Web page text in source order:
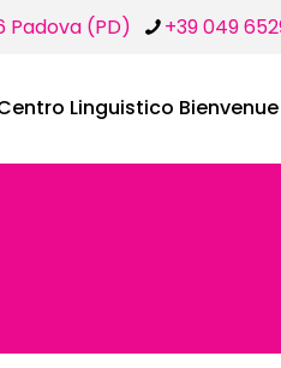
Padova (PD) +39 049
Linguistico Bienvenue